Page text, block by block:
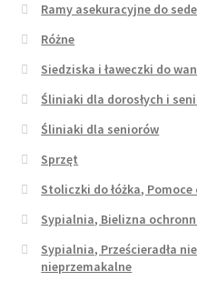
Ramy asekuracyjne do
Różne
Siedziska i ławeczki do
Śliniaki dla dorosłych i
Śliniaki dla seniorów
Sprzęt
Stoliczki do łóżka,
Sypialnia, Bielizna
Sypialnia, Prześcieradła
nieprzemakalne